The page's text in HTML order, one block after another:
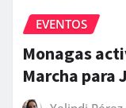
EVENTOS
Monagas
Marcha para